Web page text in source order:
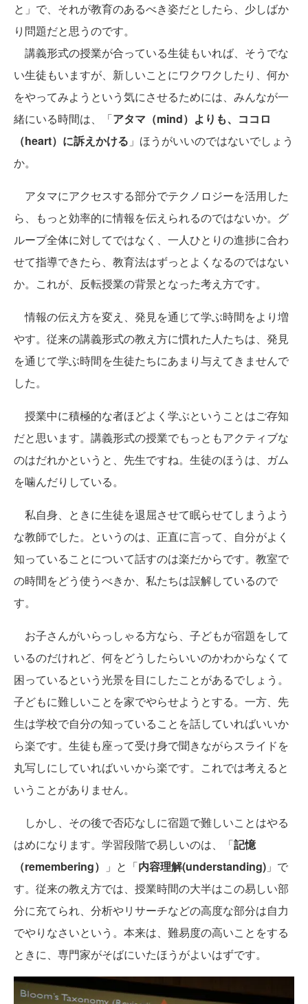
と」で、それが教育のあるべき姿だとしたら、少しばか
り問題だと思うのです。
講義形式の授業が合っている生徒もいれば、そうでな
い生徒もいますが、新しいことにワクワクしたり、何か
をやってみようという気にさせるためには、みんなが一
緒にいる時間は、「アタマ（mind）よりも、ココロ
（heart）に訴えかける 」ほうがいいのではないでしょう
か。
アタマにアクセスする部分でテクノロジーを活用した
ら、もっと効率的に情報を伝えられるのではないか。グ
ループ全体に対してではなく、一人ひとりの進捗に合わ
せて指導できたら、教育法はずっとよくなるのではない
か。これが、反転授業の背景となった考え方です。
情報の伝え方を変え、発見を通じて学ぶ時間をより増
やす。従来の講義形式の教え方に慣れた人たちは、発見
を通じて学ぶ時間を生徒たちにあまり与えてきませんで
した。
授業中に積極的な者ほどよく学ぶということはご存知
だと思います。講義形式の授業でもっともアクティブな
のはだれかというと、先生ですね。生徒のほうは、ガム
を噛んだりしている。
私自身、ときに生徒を退屈させて眠らせてしまうよう
な教師でした。というのは、正直に言って、自分がよく
知っていることについて話すのは楽だからです。教室で
の時間をどう使うべきか、私たちは誤解しているので
す。
お子さんがいらっしゃる方なら、子どもが宿題をして
いるのだけれど、何をどうしたらいいのかわからなくて
困っているという光景を目にしたことがあるでしょう。
子どもに難しいことを家でやらせようとする。一方、先
生は学校で自分の知っていることを話していればいいか
ら楽です。生徒も座って受け身で聞きながらスライドを
丸写しにしていればいいから楽です。これでは考えると
いうことがありません。
しかし、その後で否応なしに宿題で難しいことはやる
はめになります。学習段階で易しいのは、「記憶
（remembering）
」と「内容理解(understanding) 」で
す。従来の教え方では、授業時間の大半はこの易しい部
分に充てられ、分析やリサーチなどの高度な部分は自力
でやりなさいという。本来は、難易度の高いことをする
ときに、専門家がそばにいたほうがよいはずです。